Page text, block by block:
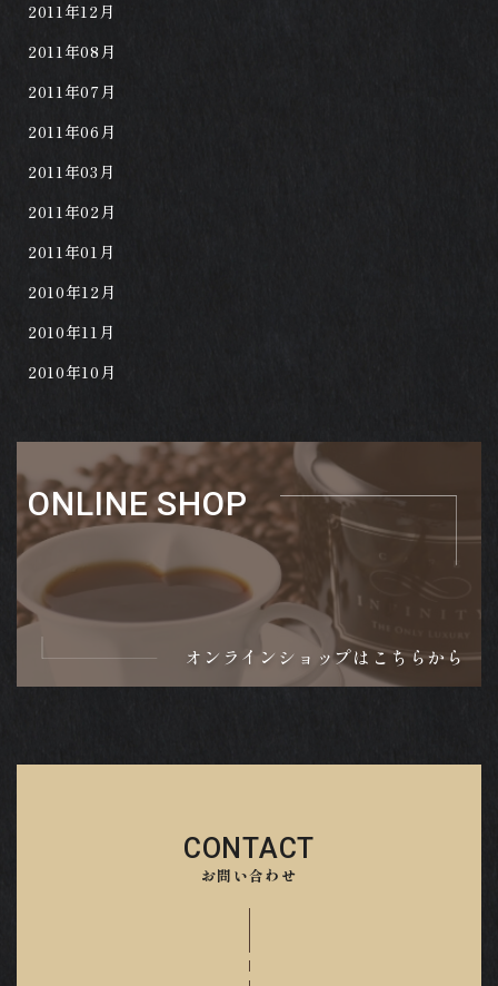
2011年12月
2011年08月
2011年07月
2011年06月
2011年03月
2011年02月
2011年01月
2010年12月
2010年11月
2010年10月
ONLINE SHOP
オンラインショップはこちらから
CONTACT
お問い合わせ